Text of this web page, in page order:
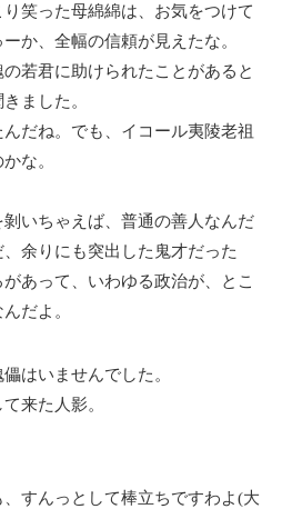
笑った母綿綿は、お気をつけて
か、全幅の信頼が見えたな。
若君に助けられたことがあると
ました。
だね。でも、イコール夷陵老祖
な。
いちゃえば、普通の善人なんだ
余りにも突出した鬼才だった
あって、いわゆる政治が、とこ
だよ。
はいませんでした。
来た人影。
すんっとして棒立ちですわよ(大